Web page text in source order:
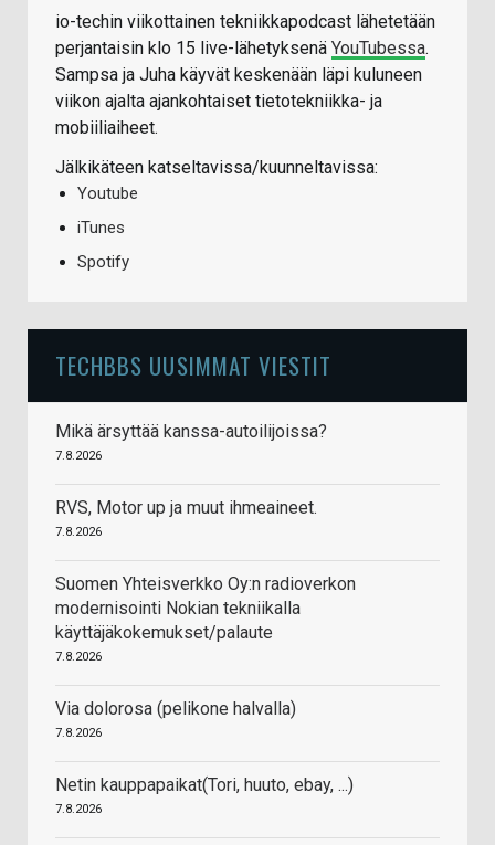
io-techin viikottainen tekniikkapodcast lähetetään
perjantaisin klo 15 live-lähetyksenä YouTubessa.
Sampsa ja Juha käyvät keskenään läpi kuluneen
viikon ajalta ajankohtaiset tietotekniikka- ja
mobiiliaiheet.
Jälkikäteen katseltavissa/kuunneltavissa:
Youtube
iTunes
Spotify
TECHBBS UUSIMMAT VIESTIT
Mikä ärsyttää kanssa-autoilijoissa?
7.8.2026
RVS, Motor up ja muut ihmeaineet.
7.8.2026
Suomen Yhteisverkko Oy:n radioverkon
modernisointi Nokian tekniikalla
käyttäjäkokemukset/palaute
7.8.2026
Via dolorosa (pelikone halvalla)
7.8.2026
Netin kauppapaikat(Tori, huuto, ebay, ...)
7.8.2026